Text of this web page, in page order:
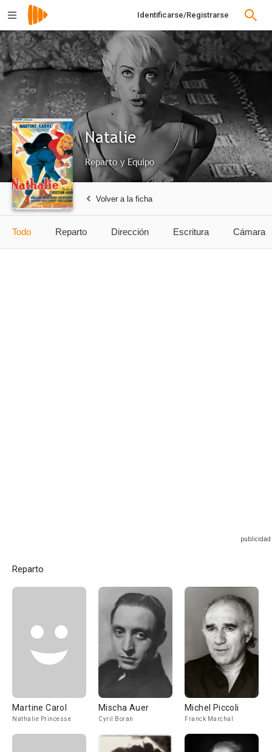
Identificarse/Registrarse
Natalie
Reparto y Equipo
Volver a la ficha
Todo Reparto Dirección Escritura Cámara
Reparto
Martine Carol
Nathalie Princesse
Mischa Auer
Cyril Boran
Michel Piccoli
Franck Marchal